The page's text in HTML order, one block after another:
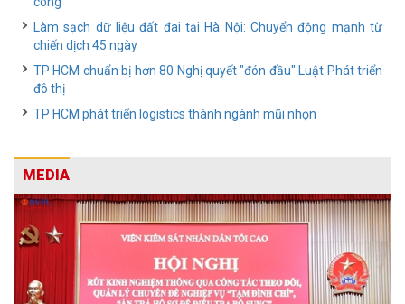
Làm sạch dữ liệu đất đai tại Hà Nội: Chuyển động mạnh từ
chiến dịch 45 ngày
TP HCM chuẩn bị hơn 80 Nghị quyết "đón đầu" Luật Phát triển
đô thị
TP HCM phát triển logistics thành ngành mũi nhọn
MEDIA